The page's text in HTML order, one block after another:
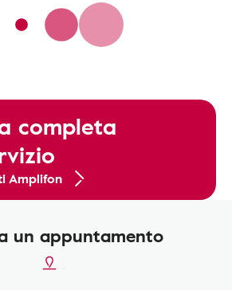
completa
Amplifon
un appuntamento